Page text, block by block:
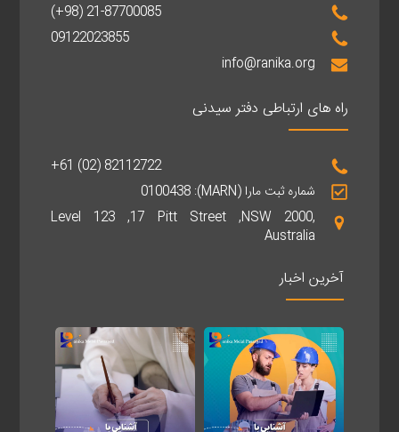
(+98) 21-87700085
09122023855
info@ranika.org
راه های ارتباطی دفتر سیدنی
+61 (02) 82112722
شماره ثبت مارا (MARN): 0100438
Level 123 ,17 Pitt Street ,NSW 2000,
Australia
آخرین اخبار